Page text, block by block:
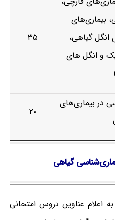
بیماری‌های
انگل گیاهی،
و انگل ­های
۳۵
در بیماری‌های
۲۰
گیاهی
اعلام عناوین دروس امتحانی